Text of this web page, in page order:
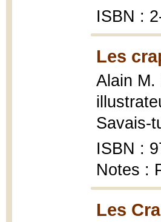
ISBN :
Les
Alain M.
Savais-
ISBN :
Notes :
Les